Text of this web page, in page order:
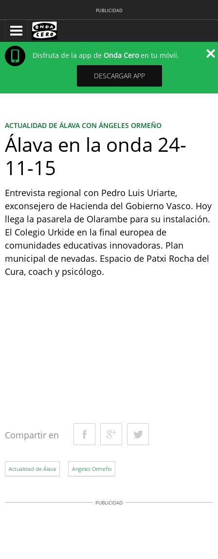
PUBLICIDAD
Disfruta de la app de Onda Ceroen tu móvil.
DESCARGAR APP
ACTUALIDAD DE ÁLAVA CON ÁNGELES ORMEÑO
Álava en la onda 24-
11-15
Entrevista regional con Pedro Luis Uriarte,
exconsejero de Hacienda del Gobierno Vasco. Hoy
llega la pasarela de Olarambe para su instalación.
El Colegio Urkide en la final europea de
comunidades educativas innovadoras. Plan
municipal de nevadas. Espacio de Patxi Rocha del
Cura, coach y psicólogo.
Compartir en
Actualidad de Álava Angeles Ormeño
PUBLICIDAD